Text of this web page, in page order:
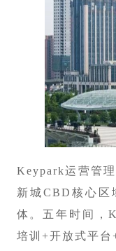
Keypark运营管
新城CBD核心区
体。五年时间，
培训+开放式平台